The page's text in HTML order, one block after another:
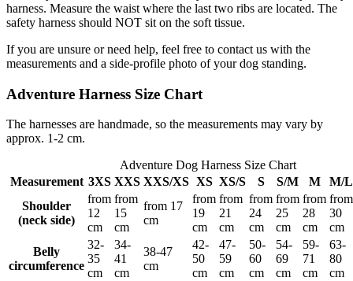
harness. Measure the waist where the last two ribs are located. The
safety harness should NOT sit on the soft tissue.
If you are unsure or need help, feel free to contact us with the
measurements and a side-profile photo of your dog standing.
Adventure Harness Size Chart
The harnesses are handmade, so the measurements may vary by
approx. 1-2 cm.
Adventure Dog Harness Size Chart
Measurement 3XS XXS XXS/XS XS XS/S S S/M M
M/L
Shoulder
(neck side)
from
12
cm
from
15
cm
from 17
cm
from
19
cm
from
21
cm
from
24
cm
from
25
cm
from
28
cm
from
30
cm
Belly
circumference
32-
35
cm
34-
41
cm
38-47
cm
42-
50
cm
47-
59
cm
50-
60
cm
54-
69
cm
59-
71
cm
63-
80
cm